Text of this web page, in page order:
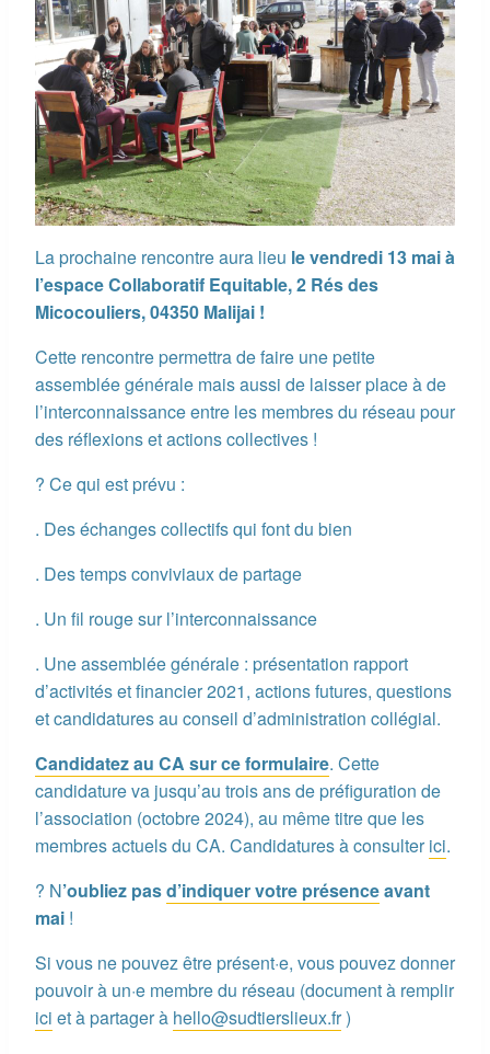
La prochaine rencontre aura lieu le vendredi 13 mai à
l’espace Collaboratif Equitable, 2 Rés des
Micocouliers, 04350 Malijai !
Cette rencontre permettra de faire une petite
assemblée générale mais aussi de laisser place à de
l’interconnaissance entre les membres du réseau pour
des réflexions et actions collectives !
? Ce qui est prévu :
. Des échanges collectifs qui font du bien
. Des temps conviviaux de partage
. Un fil rouge sur l’interconnaissance
. Une assemblée générale : présentation rapport
d’activités et financier 2021, actions futures, questions
et candidatures au conseil d’administration collégial.
Candidatez au CA sur ce formulaire. Cette
candidature va jusqu’au trois ans de préfiguration de
l’association (octobre 2024), au même titre que les
membres actuels du CA. Candidatures à consulterici.
? N’oubliez pasd’indiquer votre présenceavant
mai !
Si vous ne pouvez être présent·e, vous pouvez donner
pouvoir à un·e membre du réseau (document à remplir
ici et à partager à hello@sudtierslieux.fr)